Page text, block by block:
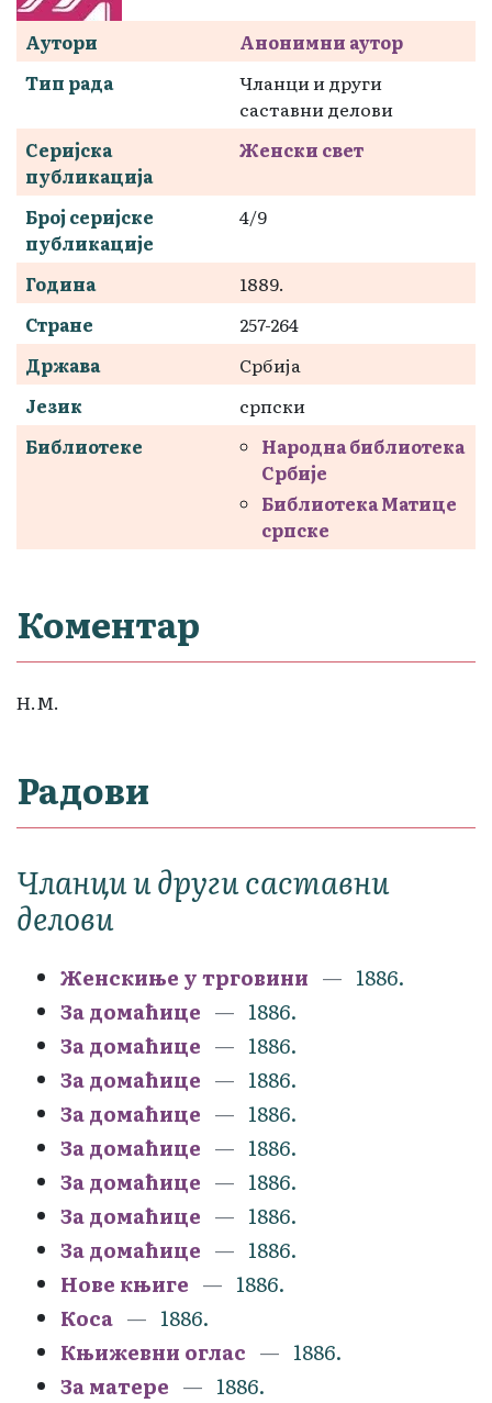
Аутори
Анонимни аутор
Тип рада
Чланци и други
саставни делови
Серијска
публикација
Женски свет
Број серијске
публикације
4/9
Година
1889.
Стране
257-264
Држава
Србија
Језик
српски
Библиотеке
Народна библиотека
Србије
Библиотека Матице
српске
Коментар
Н.М.
Радови
Чланци и други саставни
делови
Женскиње у трговини
1886.
За домаћице
1886.
За домаћице
1886.
За домаћице
1886.
За домаћице
1886.
За домаћице
1886.
За домаћице
1886.
За домаћице
1886.
За домаћице
1886.
Нове књиге
1886.
Коса
1886.
Књижевни оглас
1886.
За матере
1886.